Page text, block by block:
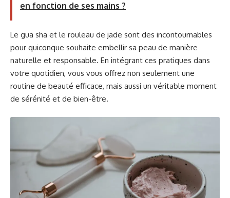
en fonction de ses mains ?
Le gua sha et le rouleau de jade sont des incontournables
pour quiconque souhaite embellir sa peau de manière
naturelle et responsable. En intégrant ces pratiques dans
votre quotidien, vous vous offrez non seulement une
routine de beauté efficace, mais aussi un véritable moment
de sérénité et de bien-être.